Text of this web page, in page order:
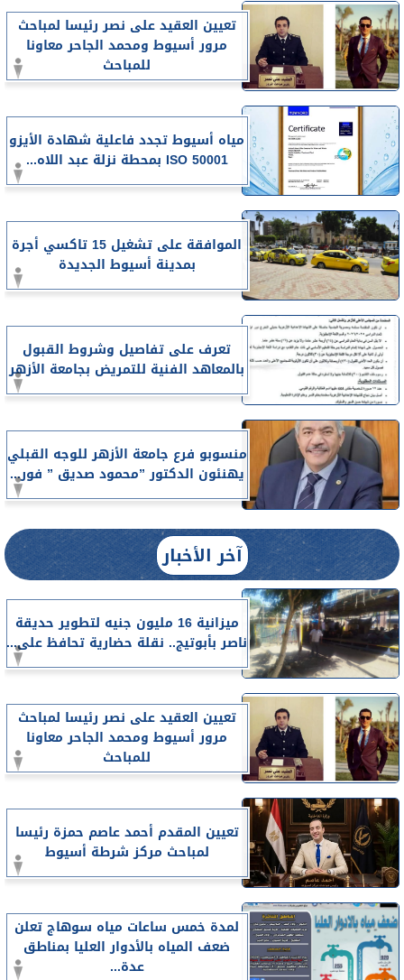
تعيين العقيد على نصر رئيسا لمباحث
مرور أسيوط ومحمد الجاحر معاونا
للمباحث
مياه أسيوط تجدد فاعلية شهادة الأيزو
ISO 50001 بمحطة نزلة عبد اللاه...
الموافقة على تشغيل 15 تاكسي أجرة
بمدينة أسيوط الجديدة
تعرف على تفاصيل وشروط القبول
بالمعاهد الفنية للتمريض بجامعة الأزهر
منسوبو فرع جامعة الأزهر للوجه القبلي
يهنئون الدكتور ”محمود صديق ” فور...
آخر الأخبار
ميزانية 16 مليون جنيه لتطوير حديقة
ناصر بأبوتيج.. نقلة حضارية تحافظ على...
تعيين العقيد على نصر رئيسا لمباحث
مرور أسيوط ومحمد الجاحر معاونا
للمباحث
تعيين المقدم أحمد عاصم حمزة رئيسا
لمباحث مركز شرطة أسيوط
لمدة خمس ساعات مياه سوهاج تعلن
ضعف المياه بالأدوار العليا بمناطق
عدة...